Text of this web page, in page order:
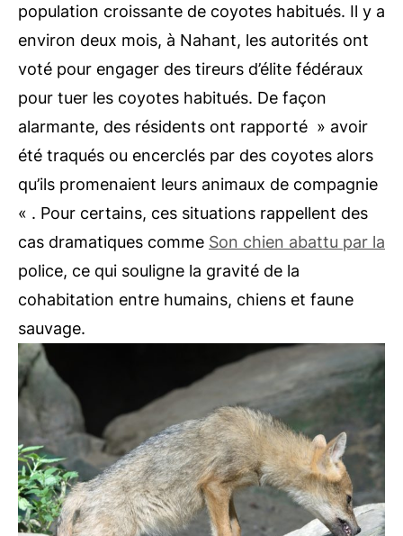
population croissante de coyotes habitués. Il y a
environ deux mois, à Nahant, les autorités ont
voté pour engager des tireurs d’élite fédéraux
pour tuer les coyotes habitués. De façon
alarmante, des résidents ont rapporté » avoir
été traqués ou encerclés par des coyotes alors
qu’ils promenaient leurs animaux de compagnie
« . Pour certains, ces situations rappellent des
cas dramatiques comme Son chien abattu par la
police, ce qui souligne la gravité de la
cohabitation entre humains, chiens et faune
sauvage.